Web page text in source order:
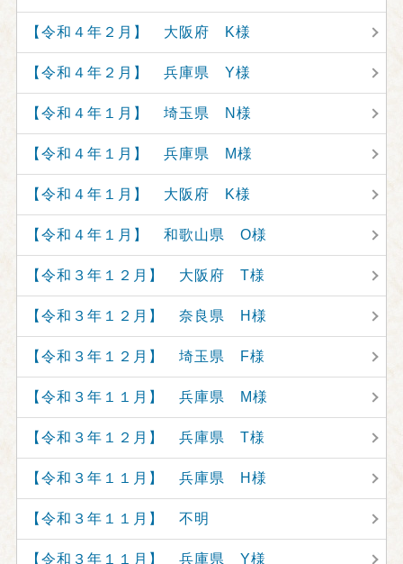
【令和４年２月】 大阪府 K様
【令和４年２月】 兵庫県 Y様
【令和４年１月】 埼玉県 N様
【令和４年１月】 兵庫県 M様
【令和４年１月】 大阪府 K様
【令和４年１月】 和歌山県 O様
【令和３年１２月】 大阪府 T様
【令和３年１２月】 奈良県 H様
【令和３年１２月】 埼玉県 F様
【令和３年１１月】 兵庫県 M様
【令和３年１２月】 兵庫県 T様
【令和３年１１月】 兵庫県 H様
【令和３年１１月】 不明
【令和３年１１月】 兵庫県 Y様